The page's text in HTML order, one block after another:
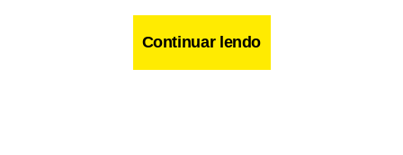
nomes em razão da pandemia.”
Continuar lendo